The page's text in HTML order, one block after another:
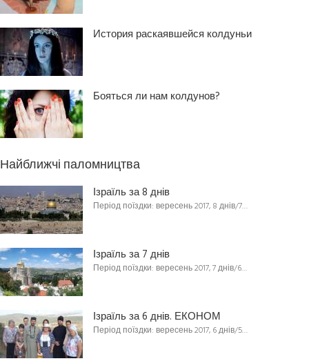
История раскаявшейся колдуньи
Бояться ли нам колдунов?
Найближчі паломництва
Ізраїль за 8 днів
Період поїздки: вересень 2017, 8 днів/7…
Ізраїль за 7 днів
Період поїздки: вересень 2017, 7 днів/6…
Ізраїль за 6 днів. ЕКОНОМ
Період поїздки: вересень 2017, 6 днів/5…